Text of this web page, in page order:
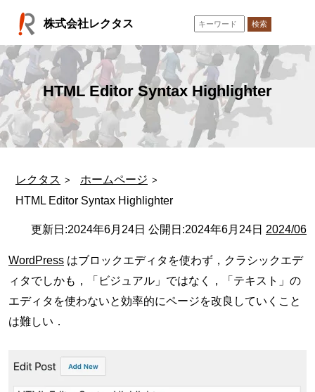
ン
ツ
へ
ス
キ
ッ
プ
検索
株式会社レクタス
HTML Editor Syntax Highlighter
レクタス
ホームページ
HTML Editor Syntax Highlighter
更新日:2024年6月24日 公開日:2024年6月24日 2024/06
WordPress はブロックエディタを使わず，クラシックエデ
ィタでしかも，「ビジュアル」ではなく，「テキスト」の
エディタを使わないと効率的にページを改良していくこと
は難しい．